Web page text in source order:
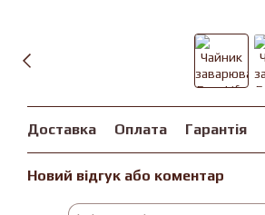
Доставка Оплата Гарантія
Новий відгук або коментар